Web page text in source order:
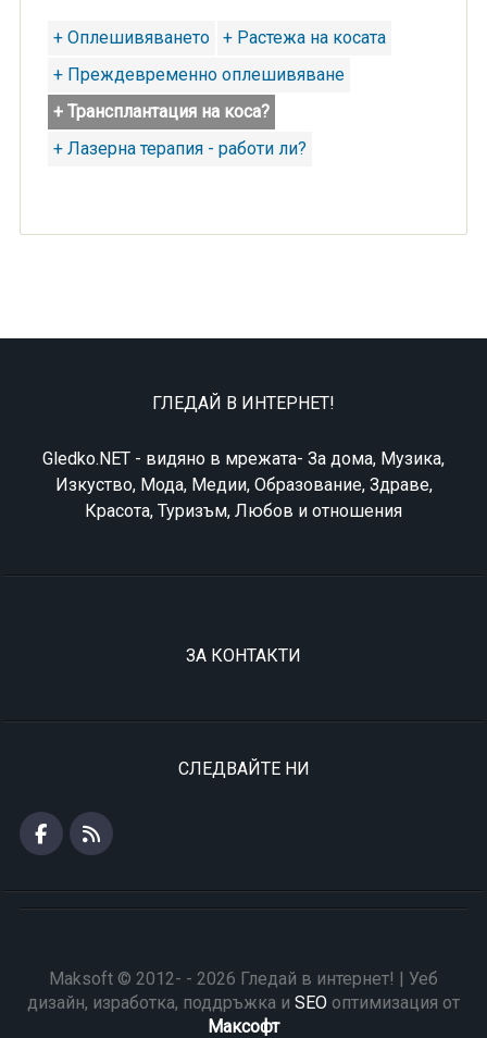
+ Оплешивяването
+ Растежа на косата
+ Преждевременно оплешивяване
+ Трансплантация на коса?
+ Лазерна терапия - работи ли?
ГЛЕДАЙ В ИНТЕРНЕТ!
Gledko.NET - видяно в мрежата- За дома, Музика,
Изкуство, Мода, Медии, Образование, Здраве,
Красота, Туризъм, Любов и отношения
ЗА КОНТАКТИ
СЛЕДВАЙТЕ НИ
Maksoft © 2012- - 2026 Гледай в интернет! | Уеб
дизайн, изработка, поддръжка и SEO оптимизация от
Максофт